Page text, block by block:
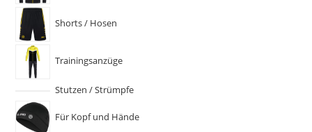
Shorts / Hosen
Trainingsanzüge
Stutzen / Strümpfe
Für Kopf und Hände